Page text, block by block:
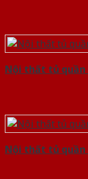
Nội thất tủ quần
Nội thất tủ quần